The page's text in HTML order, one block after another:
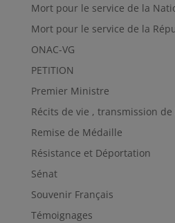
Mort pour le service de la
Mort pour le service de la
ONAC-VG
PETITION
Premier Ministre
Récits de vie , transmission
Remise de Médaille
Résistance et Déportation
Sénat
Souvenir Français
Témoignages